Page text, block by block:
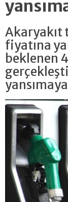
fiyatına
beklenen